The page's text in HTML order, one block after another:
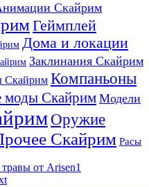
Скайрим
Геймплей
Дома и локации
Заклинания Скайрим
Скайрим Компаньоны
моды Скайрим Модели
Оружие
Скайрим Расы
от Arisen1